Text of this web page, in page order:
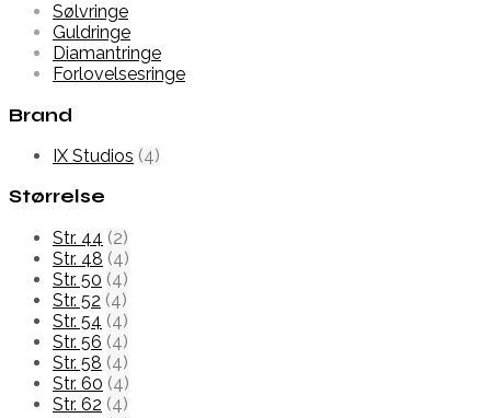
Sølvringe
Guldringe
Diamantringe
Forlovelsesringe
Brand
IX Studios (4)
Størrelse
Str. 44 (2)
Str. 48 (4)
Str. 50 (4)
Str. 52 (4)
Str. 54 (4)
Str. 56 (4)
Str. 58 (4)
Str. 60 (4)
Str. 62 (4)